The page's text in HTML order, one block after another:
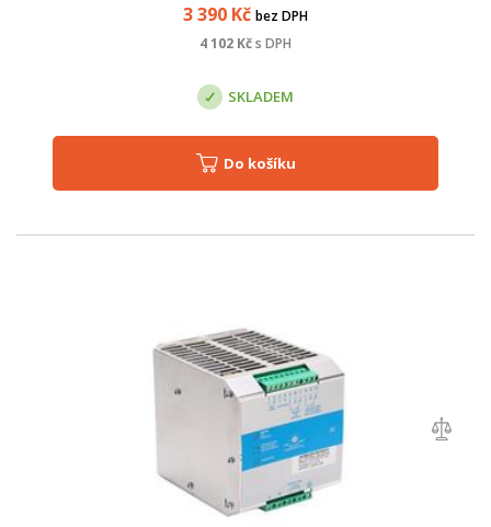
3 390 Kč bez DPH
4 102 Kčs DPH
SKLADEM
Do košíku